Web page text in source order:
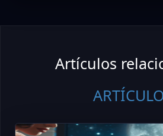
Artículos